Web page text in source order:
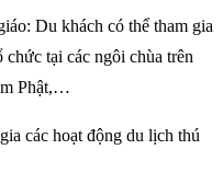
Du khách có thể tham gia
tại các ngôi chùa trên
Phật,…
các hoạt động du lịch thú